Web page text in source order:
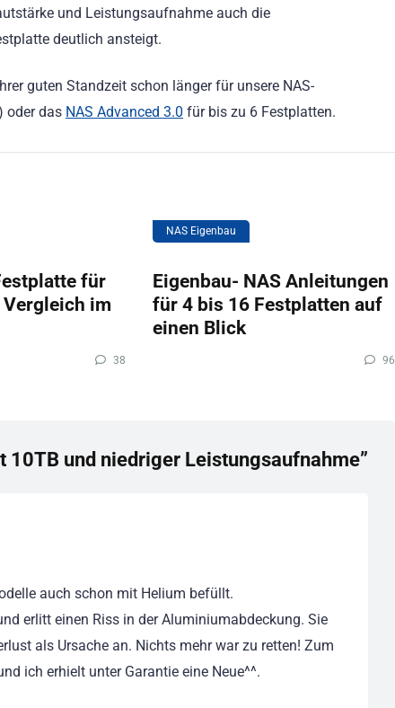
und Leistungsaufnahme auch die
deutlich ansteigt.
guten Standzeit schon länger für unsere NAS-
oder das NAS Advanced 3.0 für bis zu 6 Festplatten.
für
Vergleich im
38
NAS Eigenbau
Eigenbau- NAS Anleitungen
für 4 bis 16 Festplatten auf
einen Blick
96
10TB und niedriger Leistungsaufnahme”
auch schon mit Helium befüllt.
erlitt einen Riss in der Aluminiumabdeckung. Sie
als Ursache an. Nichts mehr war zu retten! Zum
ich erhielt unter Garantie eine Neue^^.